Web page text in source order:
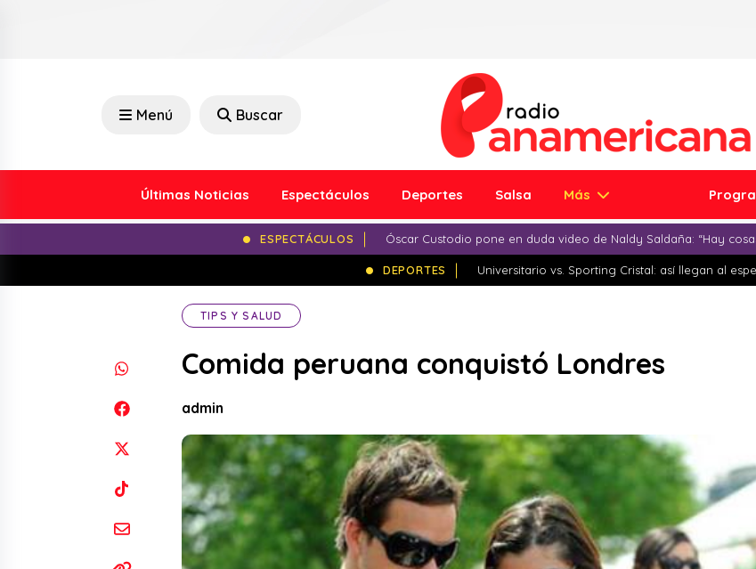
Menú Buscar
Últimas Noticias Espectáculos Deportes Salsa Más
ESPECTÁCULOS Óscar Custodio pone en duda video de Naldy Saldaña: “Hay
DEPORTES Universitario vs. Sporting Cristal: así llegan al
TIPS Y SALUD
Comida peruana conquistó Londres
admin